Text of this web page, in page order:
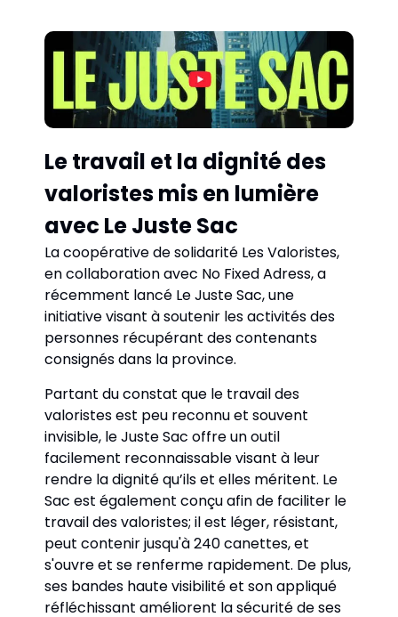
Le travail et la dignité des
valoristes mis en lumière
avec Le Juste Sac
La coopérative de solidarité Les Valoristes,
en collaboration avec No Fixed Adress, a
récemment lancé Le Juste Sac, une
initiative visant à soutenir les activités des
personnes récupérant des contenants
consignés dans la province.
Partant du constat que le travail des
valoristes est peu reconnu et souvent
invisible, le Juste Sac offre un outil
facilement reconnaissable visant à leur
rendre la dignité qu’ils et elles méritent. Le
Sac est également conçu afin de faciliter le
travail des valoristes; il est léger, résistant,
peut contenir jusqu'à 240 canettes, et
s'ouvre et se renferme rapidement. De plus,
ses bandes haute visibilité et son appliqué
réfléchissant améliorent la sécurité de ses